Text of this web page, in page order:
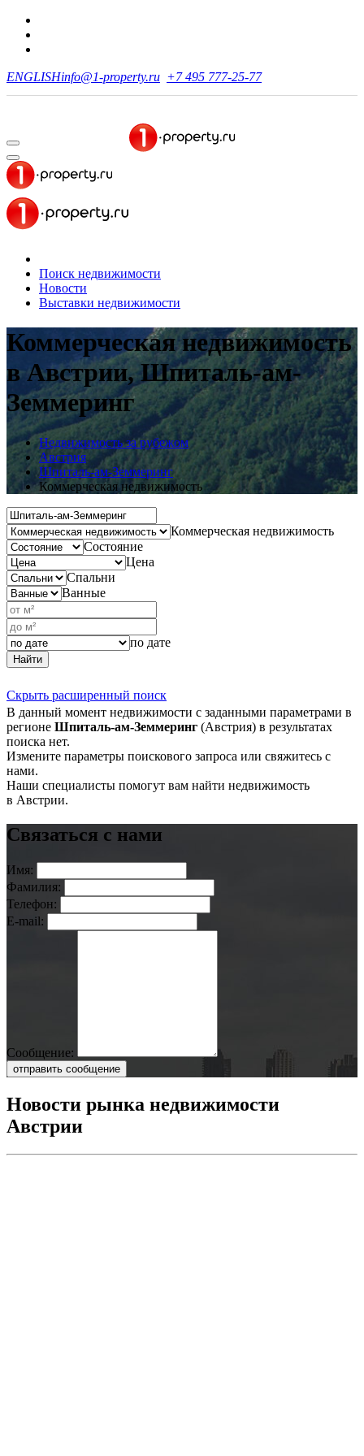
ENGLISHinfo@1-property.ru +7 495 777-25-77
Поиск недвижимости
Новости
Выставки недвижимости
Коммерческая недвижимость
в Австрии, Шпиталь-ам-
Земмеринг
Недвижимость за рубежом
Австрия
Шпиталь-ам-Земмеринг
Коммерческая недвижимость
Коммерческая недвижимость
Состояние
Цена
Спальни
Ванные
по дате
Найти
Скрыть расширенный поиск
В данный момент недвижимости с заданными параметрами в
регионе Шпиталь-ам-Земмеринг (Австрия) в результатах
поиска нет.
Измените параметры поискового запроса или свяжитесь с
нами.
Наши специалисты помогут вам найти недвижимость
в Австрии.
Связаться с нами
Имя:
Фамилия:
Телефон:
E-mail:
Сообщение:
отправить сообщение
Новости рынка недвижимости
Австрии